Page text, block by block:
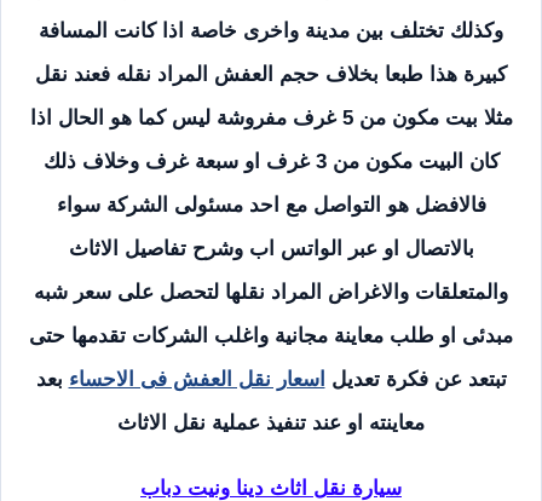
وكذلك تختلف بين مدينة واخرى خاصة اذا كانت المسافة
كبيرة هذا طبعا بخلاف حجم العفش المراد نقله فعند نقل
مثلا بيت مكون من 5 غرف مفروشة ليس كما هو الحال اذا
كان البيت مكون من 3 غرف او سبعة غرف وخلاف ذلك
فالافضل هو التواصل مع احد مسئولى الشركة سواء
بالاتصال او عبر الواتس اب وشرح تفاصيل الاثاث
والمتعلقات والاغراض المراد نقلها لتحصل على سعر شبه
مبدئى او طلب معاينة مجانية واغلب الشركات تقدمها حتى
تبتعد عن فكرة تعديل
اسعار نقل العفش فى الاحساء بعد
معاينته او عند تنفيذ عملية نقل الاثاث
سيارة نقل اثاث دينا ونيت دباب